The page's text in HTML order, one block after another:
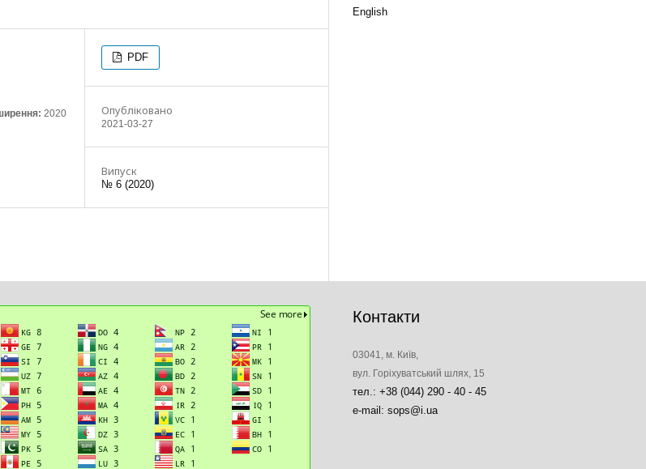
2020
PDF
Опубліковано
2021-03-27
Випуск
№ 6 (2020)
English
Контакти
03041, м. Київ,
вул. Горіхуватський шлях, 15
тел.: +38 (044) 290 - 40 - 45
e-mail: sops@i.ua